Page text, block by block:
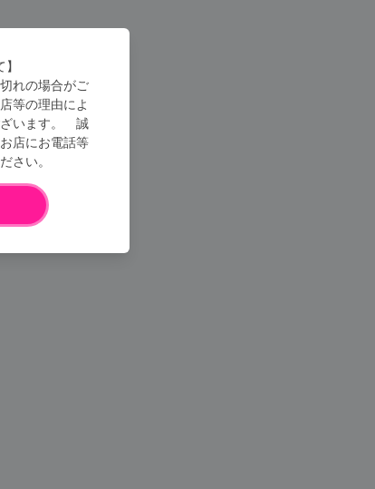
Loading...
れの場合がご
等の理由によ
ざいます。 誠
店にお電話等
さい。